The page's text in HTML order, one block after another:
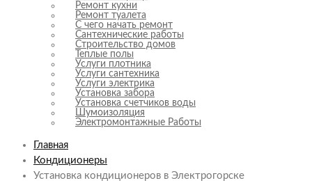
Ремонт кухни
Ремонт туалета
С чего начать ремонт
Сантехнические работы
Строительство домов
Теплые полы
Услуги плотника
Услуги сантехника
Услуги электрика
Установка забора
Установка счетчиков воды
Шумоизоляция
Электромонтажные Работы
Главная
Кондиционеры
Установка кондиционеров в Электрогорске